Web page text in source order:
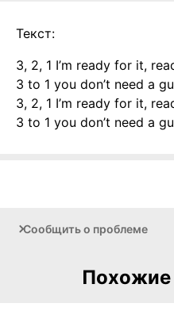
Текст:
3, 2, 1 I’m ready for it,
3 to 1 you don’t need a
3, 2, 1 I’m ready for it,
3 to 1 you don’t need a
Сообщить о проблеме
Похожие